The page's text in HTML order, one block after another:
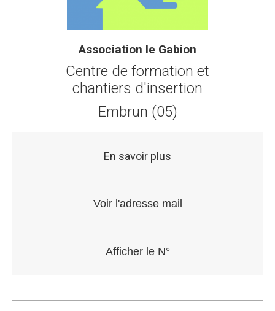
Association le Gabion
Centre de formation et
chantiers d'insertion
Embrun (05)
En savoir plus